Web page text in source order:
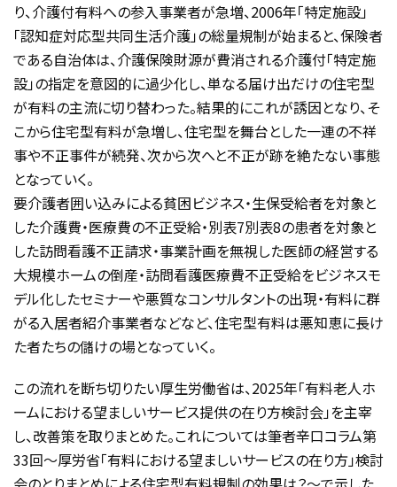
り、介護付有料への参入事業者が急増、2006年「特定施設」
「認知症対応型共同生活介護」の総量規制が始まると、保険者
である自治体は、介護保険財源が費消される介護付「特定施
設」の指定を意図的に過少化し、単なる届け出だけの住宅型
が有料の主流に切り替わった。結果的にこれが誘因となり、そ
こから住宅型有料が急増し、住宅型を舞台とした一連の不祥
事や不正事件が続発、次から次へと不正が跡を絶たない事態
となっていく。
要介護者囲い込みによる貧困ビジネス・生保受給者を対象と
した介護費・医療費の不正受給・別表7別表8の患者を対象と
した訪問看護不正請求・事業計画を無視した医師の経営する
大規模ホームの倒産・訪問看護医療費不正受給をビジネスモ
デル化したセミナーや悪質なコンサルタントの出現・有料に群
がる入居者紹介事業者などなど、住宅型有料は悪知恵に長け
た者たちの儲けの場となっていく。
この流れを断ち切りたい厚生労働省は、2025年「有料老人ホ
ームにおける望ましいサービス提供の在り方検討会」を主宰
し、改善策を取りまとめた。これについては筆者辛口コラム第
33回～厚労省「有料における望ましいサービスの在り方」検討